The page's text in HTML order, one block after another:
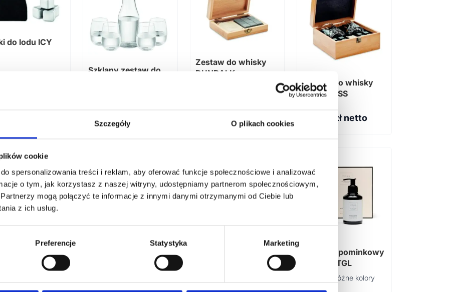
Szczegóły O plikach cookies
cookie
spersonalizowania treści i reklam, aby oferować funkcje społecznościowe i analizować
o tym, jak korzystasz z naszej witryny, udostępniamy partnerom społecznościowym,
mogą połączyć te informacje z innymi danymi otrzymanymi od Ciebie lub
z ich usług.
Preferencje Statystyka Marketing
do lodu ICY
Szklany zestaw do
99,94 zł netto
Zestaw do whisky
DUNDALK
zł netto
Zestaw do whisky
INVERNESS
zł netto
koktajlowy
BOSTON
Zestaw upominkowy
Zestaw upominkowy
Zestaw upominkowy
VINGA x TGL
Dostępne różne kolory